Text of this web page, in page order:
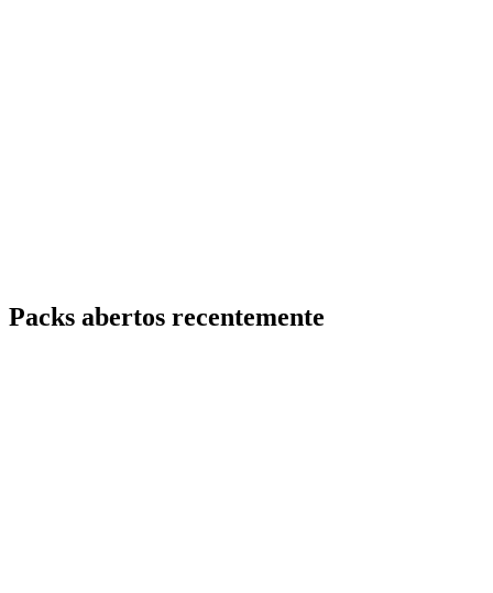
Packs abertos recentemente